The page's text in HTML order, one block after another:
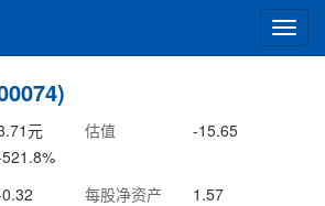
切
换
元 估值
-15.65
%
每股净资产
1.57